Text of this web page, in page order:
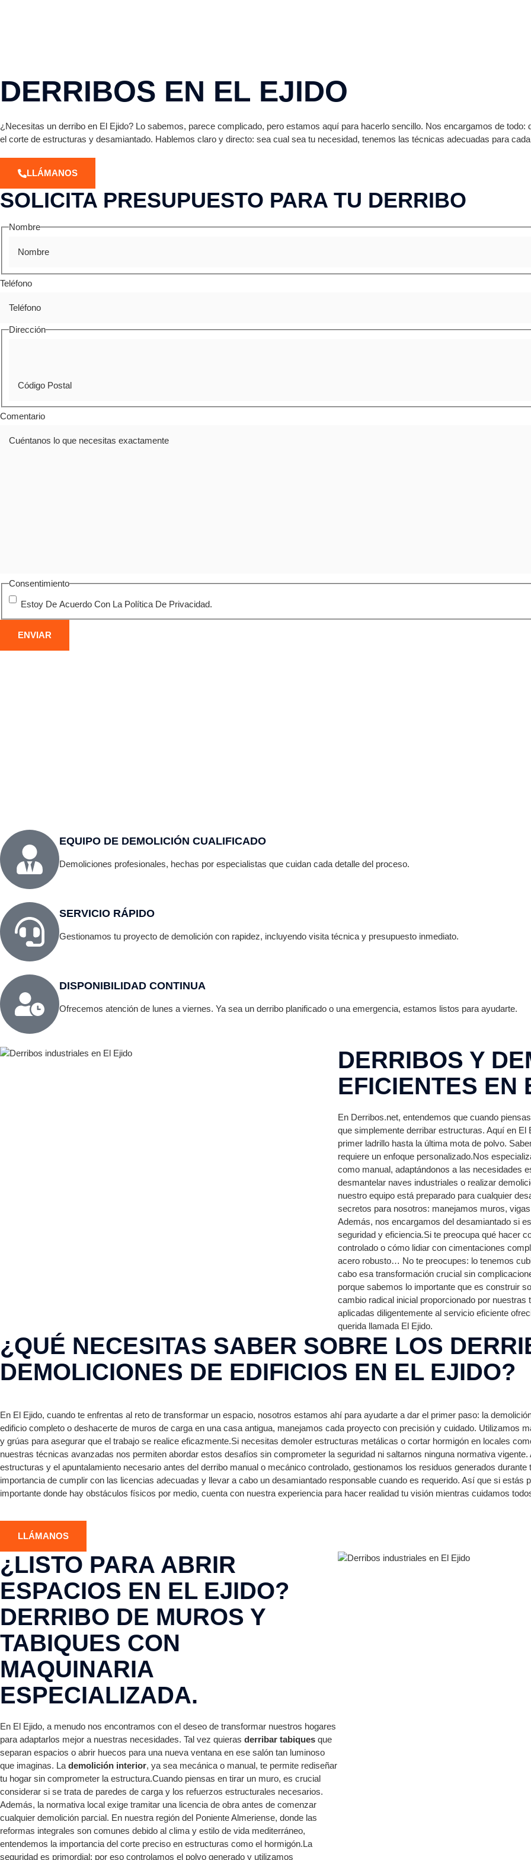
DERRIBOS EN EL EJIDO
¿Necesitas un derribo en El Ejido? Lo sabemos, parece complicado, pero estamos aquí para hacerlo sencillo. Nos encargamos de todo:
el corte de estructuras y desamiantado. Hablemos claro y directo: sea cual sea tu necesidad, tenemos las técnicas adecuadas para
LLÁMANOS
SOLICITA PRESUPUESTO PARA TU DERRIBO
Nombre
Teléfono
Dirección
Comentario
Consentimiento
Estoy De Acuerdo Con La Política De Privacidad.
EQUIPO DE DEMOLICIÓN CUALIFICADO
Demoliciones profesionales, hechas por especialistas que cuidan cada detalle del proceso.
SERVICIO RÁPIDO
Gestionamos tu proyecto de demolición con rapidez, incluyendo visita técnica y presupuesto inmediato.
DISPONIBILIDAD CONTINUA
Ofrecemos atención de lunes a viernes. Ya sea un derribo planificado o una emergencia, estamos listos para ayudarte.
DERRIBOS Y
EFICIENTES EN
En Derribos.net, entendemos que cuando
que simplemente derribar estructuras. Aquí en El
primer ladrillo hasta la última mota de polvo.
requiere un enfoque personalizado.Nos
como manual, adaptándonos a las necesidades
desmantelar naves industriales o realizar
nuestro equipo está preparado para cualquier
secretos para nosotros: manejamos muros,
Además, nos encargamos del desamiantado si
seguridad y eficiencia.Si te preocupa qué hacer
controlado o cómo lidiar con cimentaciones
acero robusto… No te preocupes: lo tenemos
cabo esa transformación crucial sin
porque sabemos lo importante que es construir
cambio radical inicial proporcionado por
aplicadas diligentemente al servicio eficiente
querida llamada El Ejido.
¿QUÉ NECESITAS SABER SOBRE LOS
DEMOLICIONES DE EDIFICIOS EN EL EJIDO?
En El Ejido, cuando te enfrentas al reto de transformar un espacio, nosotros estamos ahí para ayudarte a dar el primer paso: la
edificio completo o deshacerte de muros de carga en una casa antigua, manejamos cada proyecto con precisión y cuidado. Utilizamos
y grúas para asegurar que el trabajo se realice eficazmente.Si necesitas demoler estructuras metálicas o cortar hormigón en locales
nuestras técnicas avanzadas nos permiten abordar estos desafíos sin comprometer la seguridad ni saltarnos ninguna normativa
estructuras y el apuntalamiento necesario antes del derribo manual o mecánico controlado, gestionamos los residuos generados
importancia de cumplir con las licencias adecuadas y llevar a cabo un desamiantado responsable cuando es requerido. Así que si estás
importante donde hay obstáculos físicos por medio, cuenta con nuestra experiencia para hacer realidad tu visión mientras cuidamos
LLÁMANOS
¿LISTO PARA ABRIR
ESPACIOS EN EL EJIDO?
DERRIBO DE MUROS Y
TABIQUES CON
MAQUINARIA
ESPECIALIZADA.
En El Ejido, a menudo nos encontramos con el deseo de transformar nuestros hogares
para adaptarlos mejor a nuestras necesidades. Tal vez quieras derribar tabiques que
separan espacios o abrir huecos para una nueva ventana en ese salón tan luminoso
que imaginas. La demolición interior, ya sea mecánica o manual, te permite rediseñar
tu hogar sin comprometer la estructura.Cuando piensas en tirar un muro, es crucial
considerar si se trata de paredes de carga y los refuerzos estructurales necesarios.
Además, la normativa local exige tramitar una licencia de obra antes de comenzar
cualquier demolición parcial. En nuestra región del Poniente Almeriense, donde las
reformas integrales son comunes debido al clima y estilo de vida mediterráneo,
entendemos la importancia del corte preciso en estructuras como el hormigón.La
seguridad es primordial: por eso controlamos el polvo generado y utilizamos